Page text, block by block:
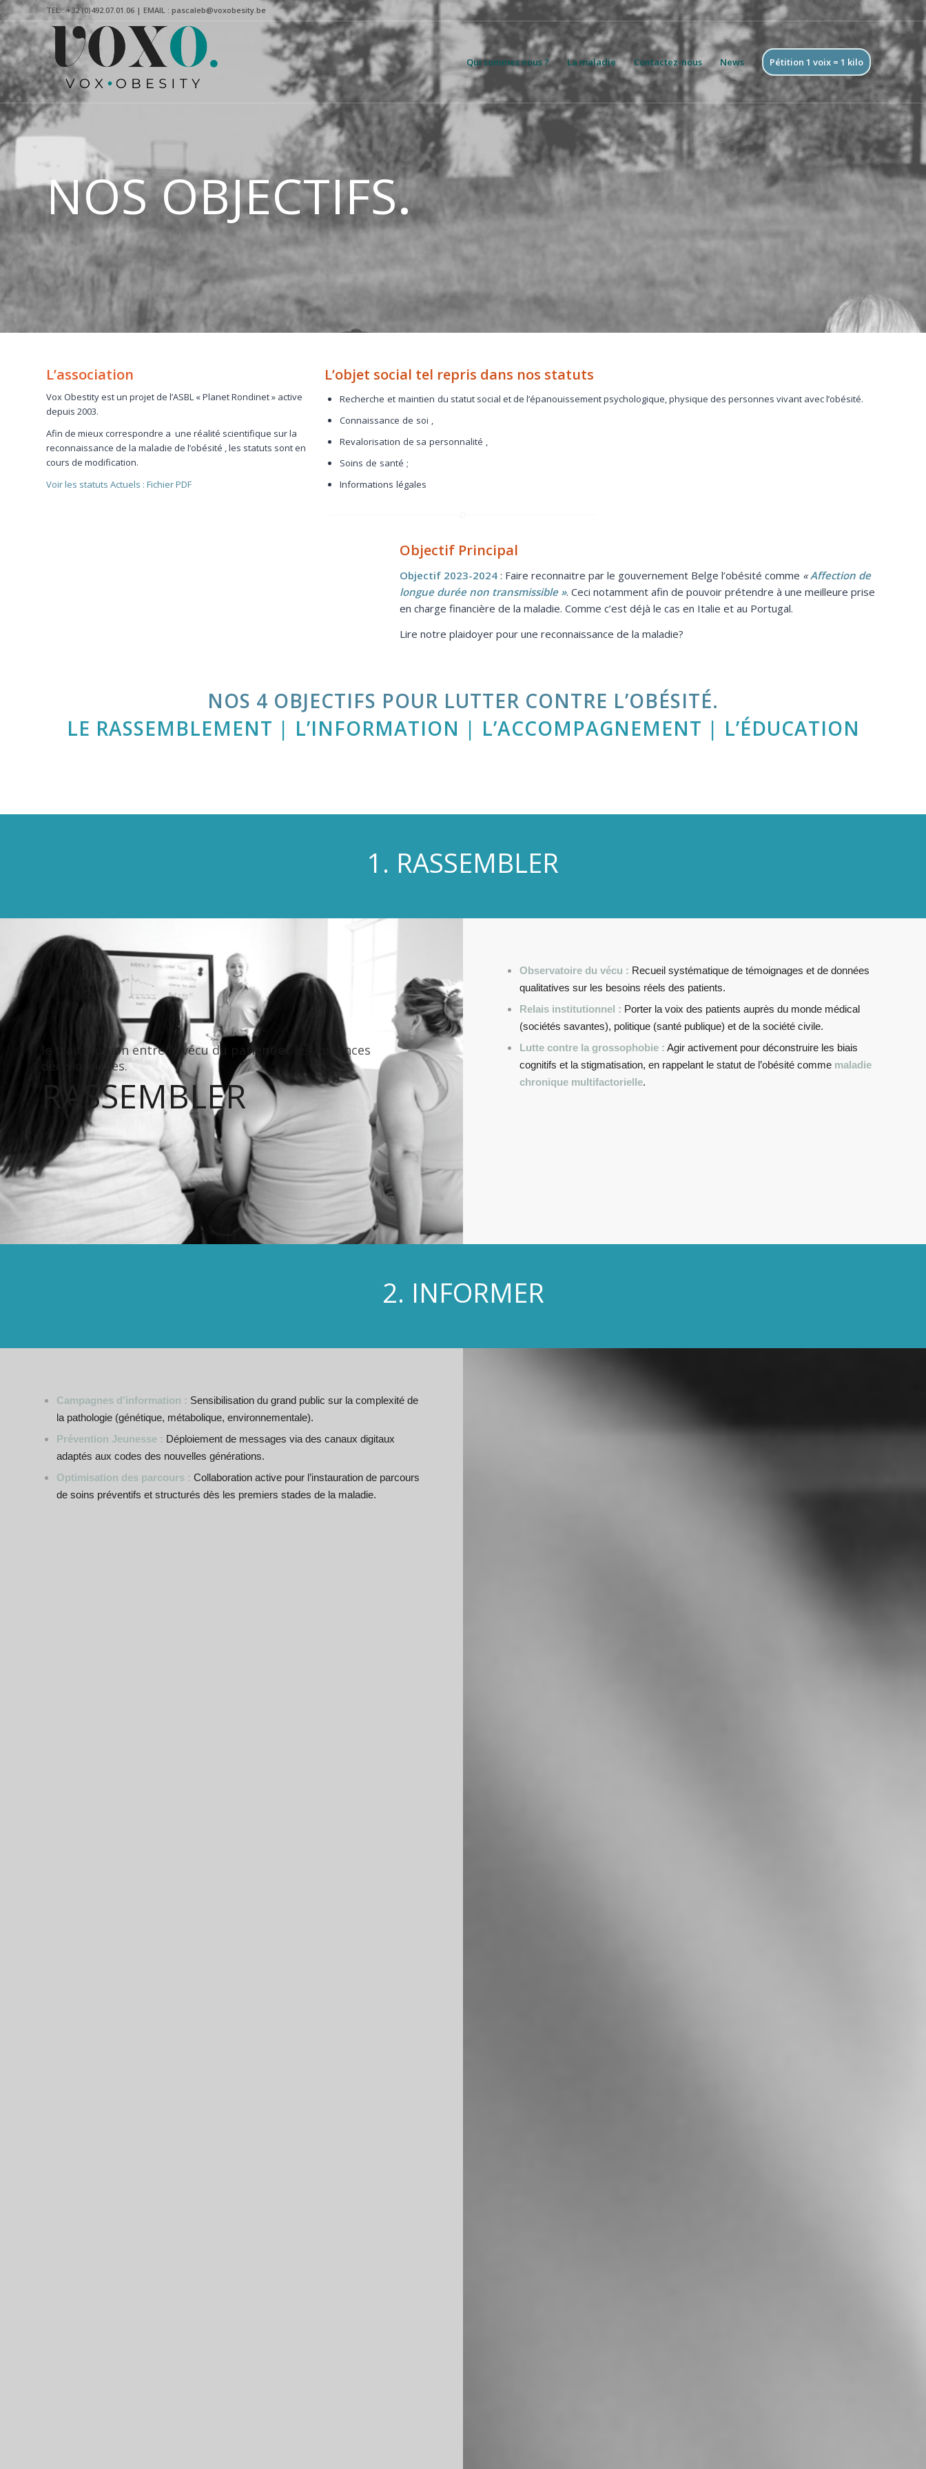
TEL : +32 (0)492.07.01.06 | EMAIL : pascaleb@voxobesity.be
Qui sommes nous ? La maladie Contactez-nous News Pétition 1 voix = 1 kilo
NOS OBJECTIFS.
L’association
Vox Obestity est un projet de l’ASBL « Planet Rondinet » active
depuis 2003.
Afin de mieux correspondre a une réalité scientifique sur la
reconnaissance de la maladie de l’obésité , les statuts sont en
cours de modification.
Voir les statuts Actuels : Fichier PDF
L’objet social tel repris dans nos statuts
Recherche et maintien du statut social et de l’épanouissement psychologique, physique des personnes vivant avec l’obésité.
Connaissance de soi ,
Revalorisation de sa personnalité ,
Soins de santé ;
Informations légales
Objectif Principal
Objectif 2023-2024 : Faire reconnaitre par le gouvernement Belge l’obésité comme «Affection de
longue durée non transmissible ». Ceci notamment afin de pouvoir prétendre à une meilleure prise
en charge financière de la maladie. Comme c’est déjà le cas en Italie et au Portugal.
Lire notre plaidoyer pour une reconnaissance de la maladie?
NOS 4 OBJECTIFS POUR LUTTER CONTRE L’OBÉSITÉ.
LE RASSEMBLEMENT | L’INFORMATION | L’ACCOMPAGNEMENT | L’ÉDUCATION
1. RASSEMBLER
le trait d’union entre le vécu du patient et les instances
décisionnelles.
RASSEMBLER
Observatoire du vécu : Recueil systématique de témoignages et de données
qualitatives sur les besoins réels des patients.
Relais institutionnel : Porter la voix des patients auprès du monde médical
(sociétés savantes), politique (santé publique) et de la société civile.
Lutte contre la grossophobie : Agir activement pour déconstruire les biais
cognitifs et la stigmatisation, en rappelant le statut de l’obésité comme maladie
chronique multifactorielle.
2. INFORMER
Campagnes d’information : Sensibilisation du grand public sur la complexité de
la pathologie (génétique, métabolique, environnementale).
Prévention Jeunesse : Déploiement de messages via des canaux digitaux
adaptés aux codes des nouvelles générations.
Optimisation des parcours : Collaboration active pour l’instauration de parcours
de soins préventifs et structurés dès les premiers stades de la maladie.